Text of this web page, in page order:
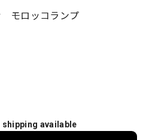
モロッコランプ
shipping available